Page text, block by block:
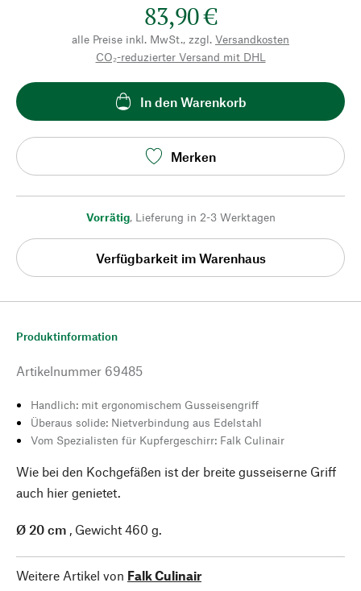
83,90 €
alle Preise inkl. MwSt., zzgl. Versandkosten
CO₂-reduzierter Versand mit DHL
In den Warenkorb
Merken
Vorrätig, Lieferung in 2-3 Werktagen
Verfügbarkeit im Warenhaus
Produktinformation
Artikelnummer 69485
Handlich: mit ergonomischem Gusseisengriff
Überaus solide: Nietverbindung aus Edelstahl
Vom Spezialisten für Kupfergeschirr: Falk Culinair
Wie bei den Kochgefäßen ist der breite gusseiserne Griff
auch hier genietet.
Ø 20 cm , Gewicht 460 g.
Weitere Artikel von Falk Culinair